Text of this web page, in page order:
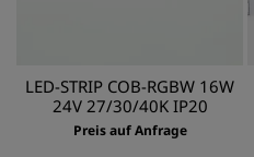
LED-STRIP COB-RGBW 16W
24V 27/30/40K IP20
Preis auf Anfrage